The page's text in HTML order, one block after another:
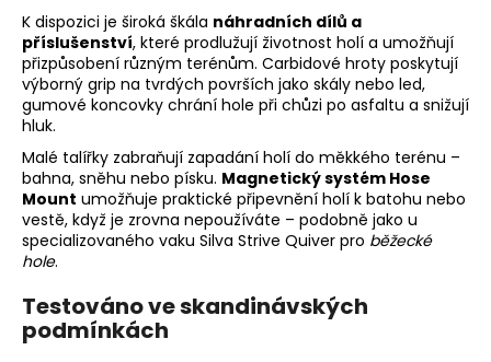
K dispozici je široká škála náhradních dílů a
příslušenství, které prodlužují životnost holí a umožňují
přizpůsobení různým terénům. Carbidové hroty poskytují
výborný grip na tvrdých površích jako skály nebo led,
gumové koncovky chrání hole při chůzi po asfaltu a snižují
hluk.
Malé talířky zabraňují zapadání holí do měkkého terénu –
bahna, sněhu nebo písku. Magnetický systém Hose
Mount umožňuje praktické připevnění holí k batohu nebo
vestě, když je zrovna nepoužíváte – podobně jako u
specializovaného vaku Silva Strive Quiver pro běžecké
hole.
Testováno ve skandinávských
podmínkách